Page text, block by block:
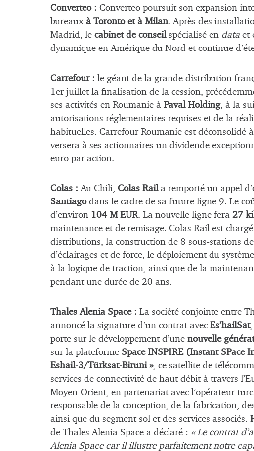
Converteo : Converteo poursuit son expansion
bureaux à Toronto et à Milan. Après des
Madrid, le cabinet de conseil spécialisé en data et
dynamique en Amérique du Nord et continue
Carrefour : le géant de la grande distribution
1er juillet la finalisation de la cession,
ses activités en Roumanie à Paval Holding, à la
autorisations réglementaires requises et de la
habituelles. Carrefour Roumanie est déconsolidé
versera à ses actionnaires un dividende
euro par action.
Colas :Au Chili, Colas Rail a remporté un appel
Santiago dans le cadre de sa future ligne 9. Le
d’environ 104 M EUR. La nouvelle ligne fera 27
maintenance et de remisage. Colas Rail est
distributions, la construction de 8 sous-stations
d’éclairages et de force, le déploiement du
à la logique de traction, ainsi que de la
pendant une durée de 20 ans.
Thales Alenia Space : La société conjointe entre
annoncé la signature d’un contrat avec Es’hailSat,
porte sur le développement d’une nouvelle
sur la plateforme Space INSPIRE (Instant SPace
Eshail-3/Türksat-Biruni », ce satellite de
services de connectivité de haut débit à travers
Moyen-Orient, en partenariat avec l’opérateur turc
responsable de la conception, de la fabrication,
ainsi que du segment sol et des services associés.
de Thales Alenia Space a déclaré : « Le contrat
Alenia Space car il illustre parfaitement notre